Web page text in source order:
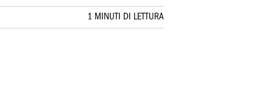
1 MINUTI DI LETTURA